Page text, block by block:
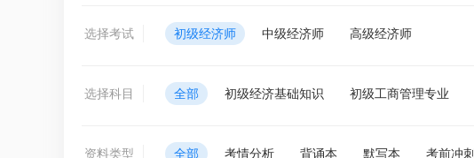
选择考试 初级经济师 中级经济师 高级经济师
选择科目 全部 初级经济基础知识 初级工商管理专业
资料类型 全部 考情分析 背诵本 默写本 考前冲刺